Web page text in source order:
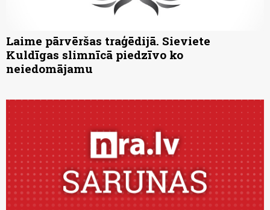
Laime pārvēršas traģēdijā. Sieviete
Kuldīgas slimnīcā piedzīvo ko
neiedomājamu